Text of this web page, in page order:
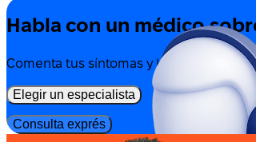
Habla con un médico
Comenta tus síntomas y las opciones
Elegir un especialista
Consulta exprés